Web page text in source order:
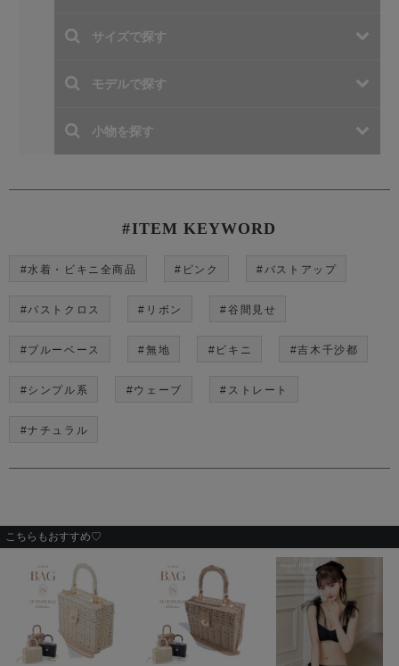
#ITEM KEYWORD
#水着・ビキニ全商品 #ピンク #バストアップ
#バストクロス #リボン #谷間見せ
#ブルーベース #無地 #ビキニ #吉木千沙都
#シンプル系 #ウェーブ #ストレート
#ナチュラル
こちらもおすすめ♡